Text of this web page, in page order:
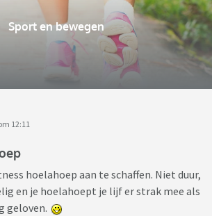
Sport en bewegen
12:11
hoelahoep aan te schaffen. Niet duur,
en je hoelahoept je lijf er strak mee als
geloven.